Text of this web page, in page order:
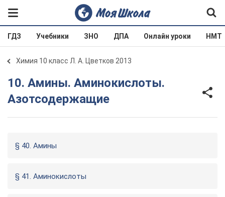
ГДЗ Учебники ЗНО ДПА Онлайн уроки НМТ
Химия 10 класс Л. А. Цветков 2013
10. Амины. Аминокислоты.
Азотсодержащие
§ 40. Амины
§ 41. Аминокислоты